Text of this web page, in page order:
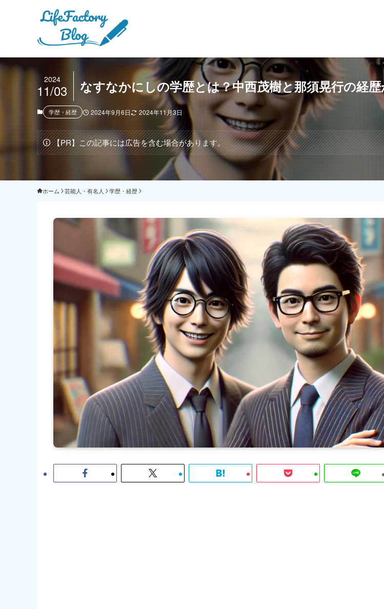
なすなかにしの学歴とは？中西茂樹と那須晃行の経
2024
11/03
学歴・経歴 2024年9月6日 2024年11月3日
【PR】この記事には広告を含む場合があります。
ホーム 芸能人・有名人 学歴・経歴